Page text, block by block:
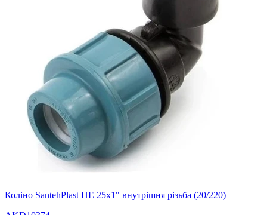
Коліно SantehPlast ПЕ 25x1" внутрішня різьба (20/220)